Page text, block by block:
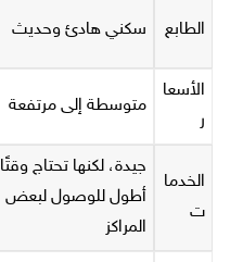
الطابع سكني هادئ وحديث
الأسعا
ر
متوسطة إلى مرتفعة
الخدما
ت
جيدة، لكنها تحتاج وقتًا
أطول للوصول لبعض
المراكز